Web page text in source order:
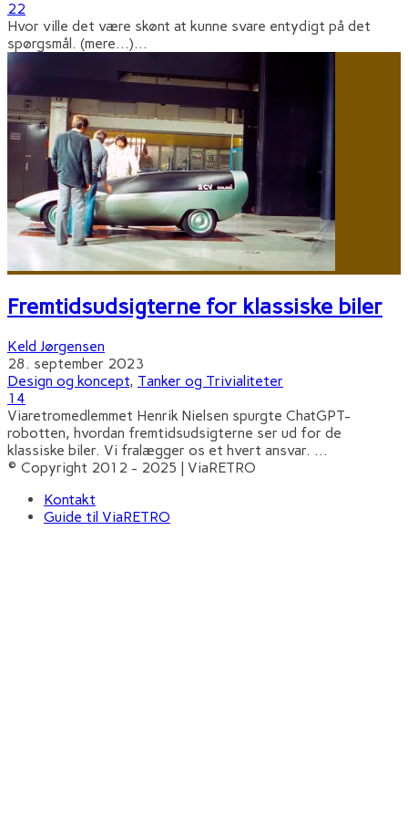
22
Hvor ville det være skønt at kunne svare entydigt på det
spørgsmål. (mere…)...
Fremtidsudsigterne for klassiske biler
Keld Jørgensen
28. september 2023
Design og koncept, Tanker og Trivialiteter
14
Viaretromedlemmet Henrik Nielsen spurgte ChatGPT-
robotten, hvordan fremtidsudsigterne ser ud for de
klassiske biler. Vi fralægger os et hvert ansvar. ...
© Copyright 2012 - 2025 | ViaRETRO
Kontakt
Guide til ViaRETRO